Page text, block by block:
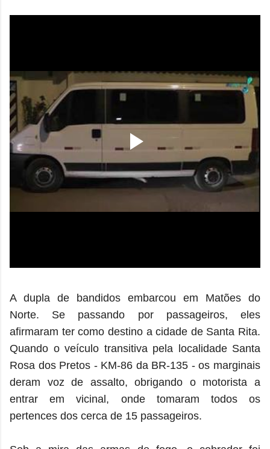
A dupla de bandidos embarcou em Matões do
Norte. Se passando por passageiros, eles
afirmaram ter como destino a cidade de Santa Rita.
Quando o veículo transitiva pela localidade Santa
Rosa dos Pretos - KM-86 da BR-135 - os marginais
deram voz de assalto, obrigando o motorista a
entrar em vicinal, onde tomaram todos os
pertences dos cerca de 15 passageiros.